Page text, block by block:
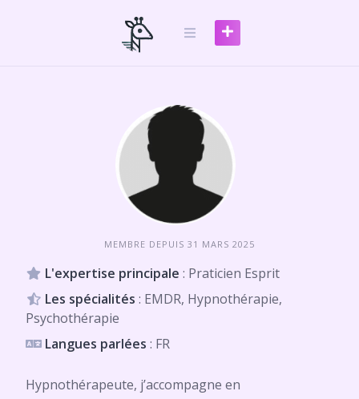
MEMBRE DEPUIS 31 MARS 2025
L'expertise principale : Praticien Esprit
Les spécialités : EMDR, Hypnothérapie,
Psychothérapie
Langues parlées : FR
Hypnothérapeute, j’accompagne en